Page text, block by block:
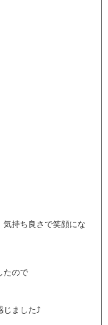
気持ち良さで笑顔にな
たので
じました⤴︎